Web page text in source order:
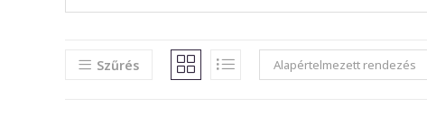
Szűrés Alapértelmezett rendezés